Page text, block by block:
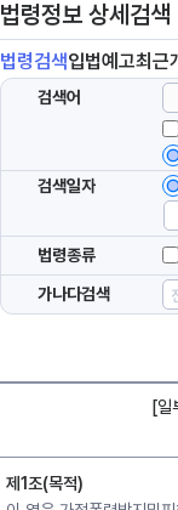
법령정보 상세검색
법령검색입법예고최근
검색어
검색일자
법령종류
가나다검색
[일
제1조(목적)